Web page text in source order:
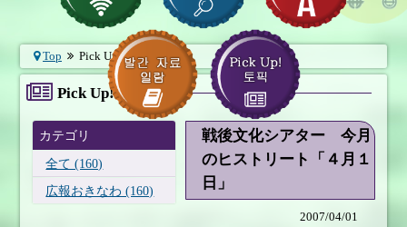
Top Pick Up! 토픽
Pick Up! 토픽
カテゴリ
全て (160)
広報おきなわ (160)
戦後文化シアター 今月
のヒストリート「４月１
日」
2007/04/01